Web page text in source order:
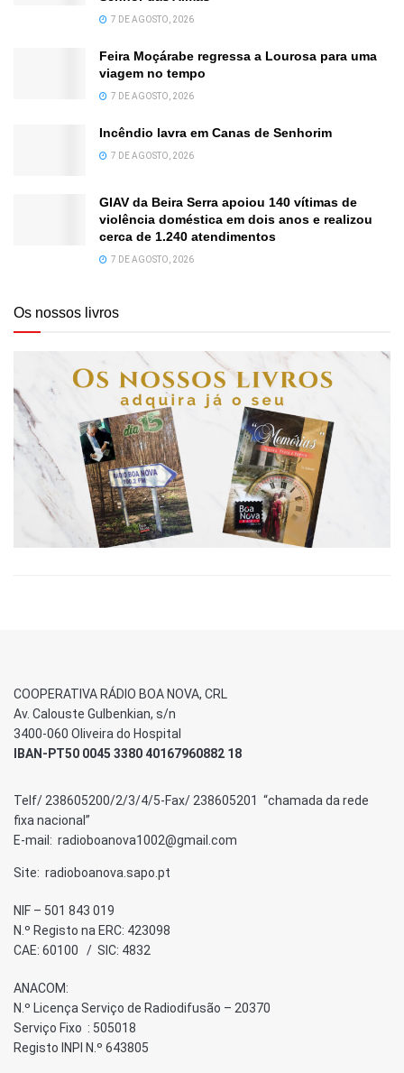
7 DE AGOSTO, 2026
Feira Moçárabe regressa a Lourosa para uma
viagem no tempo
7 DE AGOSTO, 2026
Incêndio lavra em Canas de Senhorim
7 DE AGOSTO, 2026
GIAV da Beira Serra apoiou 140 vítimas de
violência doméstica em dois anos e realizou
cerca de 1.240 atendimentos
7 DE AGOSTO, 2026
Os nossos livros
COOPERATIVA RÁDIO BOA NOVA, CRL
Av. Calouste Gulbenkian, s/n
3400-060 Oliveira do Hospital
IBAN-PT50 0045 3380 40167960882 18
Telf/ 238605200/2/3/4/5-Fax/ 238605201 “chamada da rede
fixa nacional”
E-mail: radioboanova1002@gmail.com
Site: radioboanova.sapo.pt
NIF – 501 843 019
N.º Registo na ERC: 423098
CAE: 60100 / SIC: 4832
ANACOM:
N.º Licença Serviço de Radiodifusão – 20370
Serviço Fixo : 505018
Registo INPI N.º 643805